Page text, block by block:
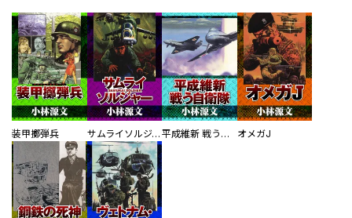
装甲擲弾兵 サムライソルジャー SAMURAI SOLDIER 平成維新 戦う自衛隊 オメガJ